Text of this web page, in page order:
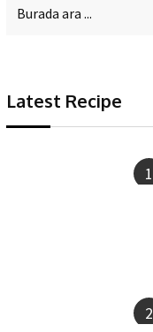
Latest Recipe
1
2